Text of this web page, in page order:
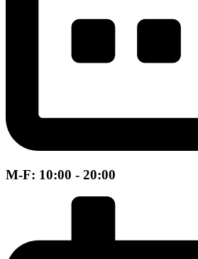
M-F: 10:00 - 20:00